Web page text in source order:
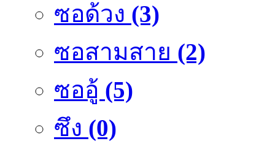
ซอด้วง (3)
ซอสามสาย (2)
ซออู้ (5)
ซึง (0)